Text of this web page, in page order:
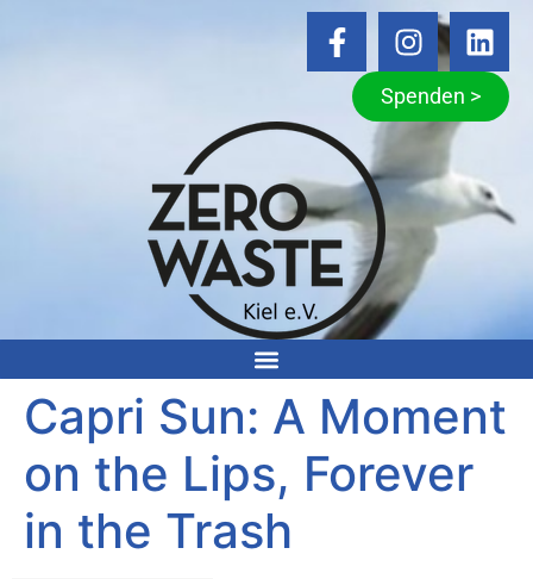
Spenden >
Capri Sun: A Moment
on the Lips, Forever
in the Trash